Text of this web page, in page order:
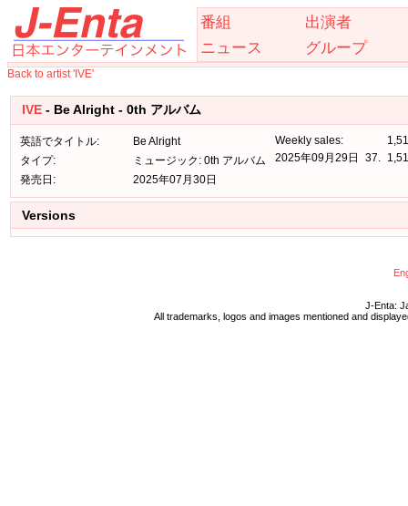
番組
出演者
ニュース
グループ
Back to artist 'IVE'
IVE - Be Alright - 0th アルバム
英語でタイトル:
Be Alright
タイプ:
ミュージック: 0th アルバム
発売日:
2025年07月30日
Weekly sales:
2025年09月29日
37.
Versions
J-Enta:
All trademarks, logos and images mentioned and